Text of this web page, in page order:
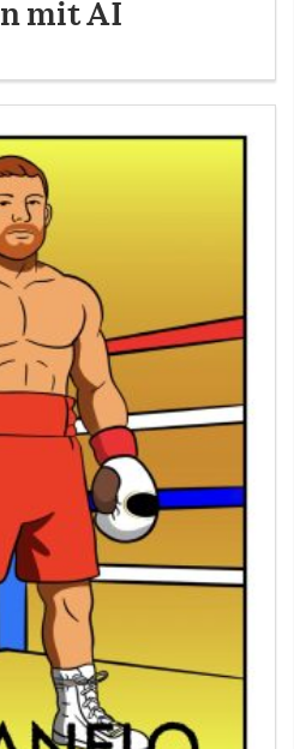
mit AI